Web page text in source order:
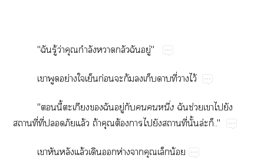
"​ู้​ว่​​ำ​​​​ู่"
​​ย่​​​ก่​​ก้​​​​ี่​​ไว้
"​ี้​​​​ู่​​​ึ่ ​ช่​​​​
​ี่​ี่​​​ล้​ถ้​​ต้​​​​​ี่​ั้​ล่​.."
​​​ล้​​​ห่​​​​น้